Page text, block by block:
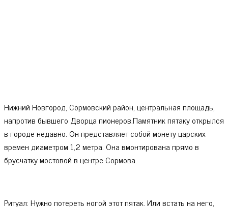
Нижний Новгород, Сормовский район, центральная площадь,
напротив бывшего Дворца пионеров.Памятник пятаку открылся
в городе недавно. Он представляет собой монету царских
времен диаметром 1,2 метра. Она вмонтирована прямо в
брусчатку мостовой в центре Сормова.
Ритуал: Нужно потереть ногой этот пятак. Или встать на него,